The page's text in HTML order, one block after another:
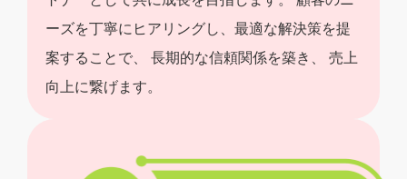
ーズを丁寧にヒアリングし、最適な解決策を提
案することで、
長期的な信頼関係を築き、 売上
向上に繋げます。